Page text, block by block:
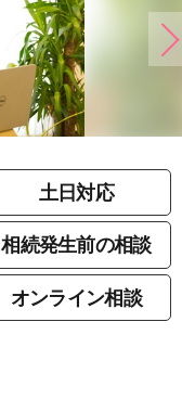
土日対応
相続発生前の相談
オンライン相談